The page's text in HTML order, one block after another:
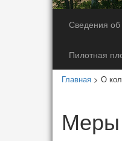
Сведения об
Пилотная
Главная > О
Меры